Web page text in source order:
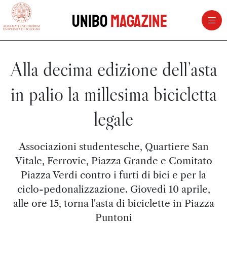
vai al contenuto della pagina
UniboMagazine
Alla decima edizione dell’asta
in palio la millesima bicicletta
legale
Associazioni studentesche, Quartiere San
Vitale, Ferrovie, Piazza Grande e Comitato
Piazza Verdi contro i furti di bici e per la
ciclo-pedonalizzazione. Giovedì 10 aprile,
alle ore 15, torna l'asta di biciclette in Piazza
Puntoni